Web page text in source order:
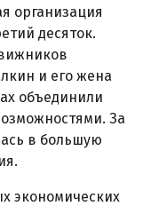
организация
десяток.
и его жена
объединили
За
в большую
экономических